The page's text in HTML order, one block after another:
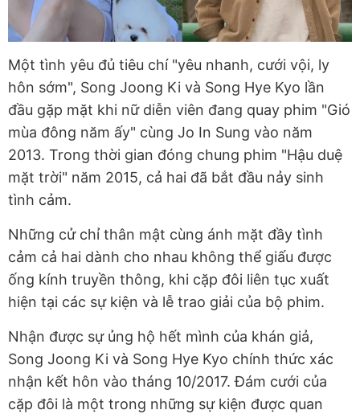
Một tình yêu đủ tiêu chí "yêu nhanh, cưới vội, ly
hôn sớm", Song Joong Ki và Song Hye Kyo lần
đầu gặp mặt khi nữ diễn viên đang quay phim "Gió
mùa đông năm ấy" cùng Jo In Sung vào năm
2013. Trong thời gian đóng chung phim "Hậu duệ
mặt trời" năm 2015, cả hai đã bắt đầu nảy sinh
tình cảm.
Những cử chỉ thân mật cùng ánh mặt đầy tình
cảm cả hai dành cho nhau không thể giấu được
ống kính truyền thông, khi cặp đôi liên tục xuất
hiện tại các sự kiện và lễ trao giải của bộ phim.
Nhận được sự ủng hộ hết mình của khán giả,
Song Joong Ki và Song Hye Kyo chính thức xác
nhận kết hôn vào tháng 10/2017. Đám cưới của
cặp đôi là một trong những sự kiện được quan